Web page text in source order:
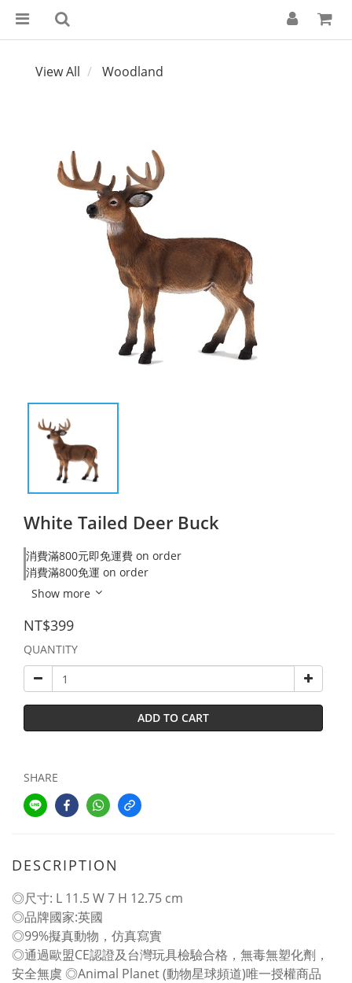
View All Woodland
White Tailed Deer Buck
消費滿800元即免運費 on order
消費滿800免運 on order
Show more
NT$399
QUANTITY
ADD TO CART
SHARE
DESCRIPTION
◎尺寸: L 11.5 W 7 H 12.75 cm
◎品牌國家:英國
◎99%擬真動物，仿真寫實
◎通過歐盟CE認證及台灣玩具檢驗合格，無毒無塑化劑，
安全無虞 ◎Animal Planet (動物星球頻道)唯一授權商品